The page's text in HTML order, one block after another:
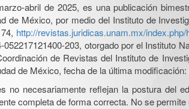
abril de 2025, es una publicación
de México, por medio del Instituto de
http://revistas.juridicas.unam.mx/
203, otorgado por el Instituto
de Revistas del Instituto de
de México, fecha de la última
no necesariamente reflejan la postura del
completa de forma correcta. No se